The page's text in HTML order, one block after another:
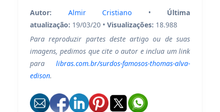
Autor: Almir Cristiano • Última
atualização: 19/03/20 • Visualizações: 18.988
Para reproduzir partes deste artigo ou de suas
imagens, pedimos que cite o autor e inclua um link
para libras.com.br/surdos-famosos-thomas-alva-
edison.